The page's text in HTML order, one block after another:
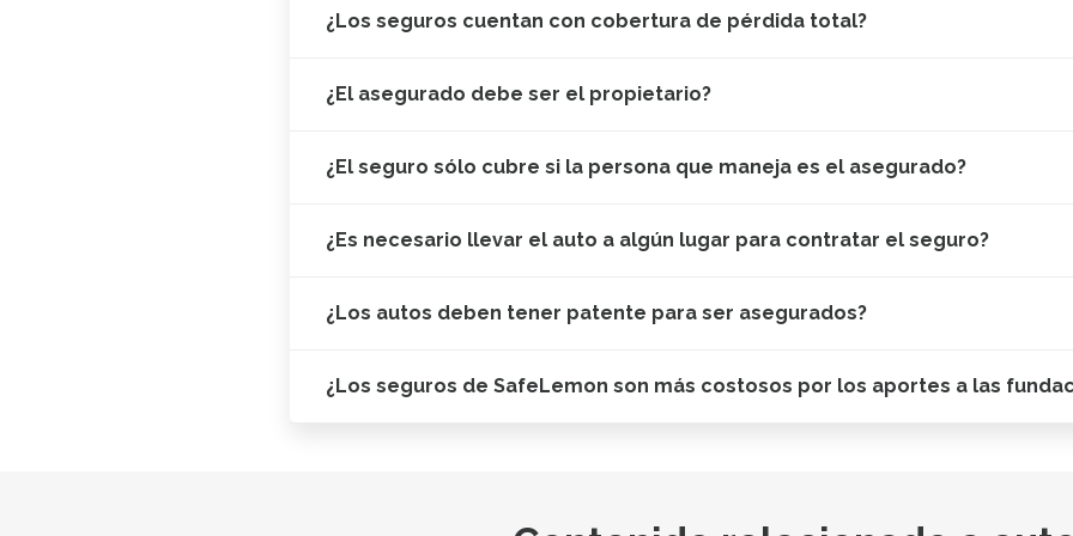
¿Los seguros cuentan con cobertura de pérdida total?
¿El asegurado debe ser el propietario?
¿El seguro sólo cubre si la persona que maneja es el asegurado?
¿Es necesario llevar el auto a algún lugar para contratar el seguro?
¿Los autos deben tener patente para ser asegurados?
¿Los seguros de SafeLemon son más costosos por los aportes a las